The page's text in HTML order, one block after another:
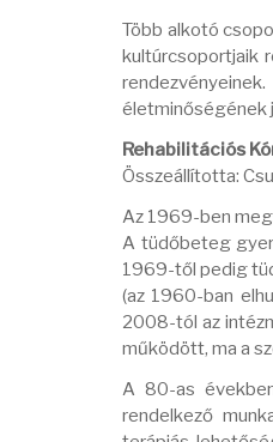
Több alkotó
kultúrcsoportjaik
életminőségének
Rehabilitációs
Összeállította:
Az 1969-ben
A tüdőbeteg
1969-től pedig
(az 1960-ban
2008-tól az
működött, ma a
A 80-as
rendelkező